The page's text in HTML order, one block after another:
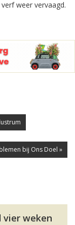
weer vervaagd.
bij Ons Doel »
vier weken